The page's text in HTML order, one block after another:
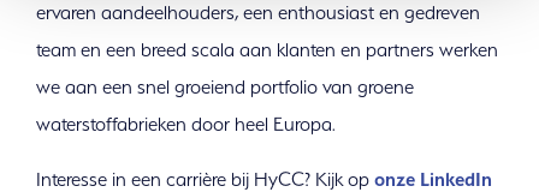
ervaren aandeelhouders, een enthousiast en gedreven
team en een breed scala aan klanten en partners werken
we aan een snel groeiend portfolio van groene
waterstoffabrieken door heel Europa.
Interesse in een carrière bij HyCC? Kijk op onze LinkedIn